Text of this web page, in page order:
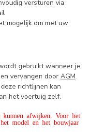
versturen via
mogelijk om met uw
gebruikt wanneer je
vervangen door AGM
richtlijnen kan
het voertuig zelf.
kunnen afwijken. Voor het
model en het bouwjaar